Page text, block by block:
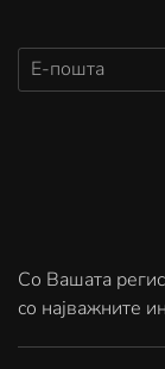
Со Вашата
со најважните